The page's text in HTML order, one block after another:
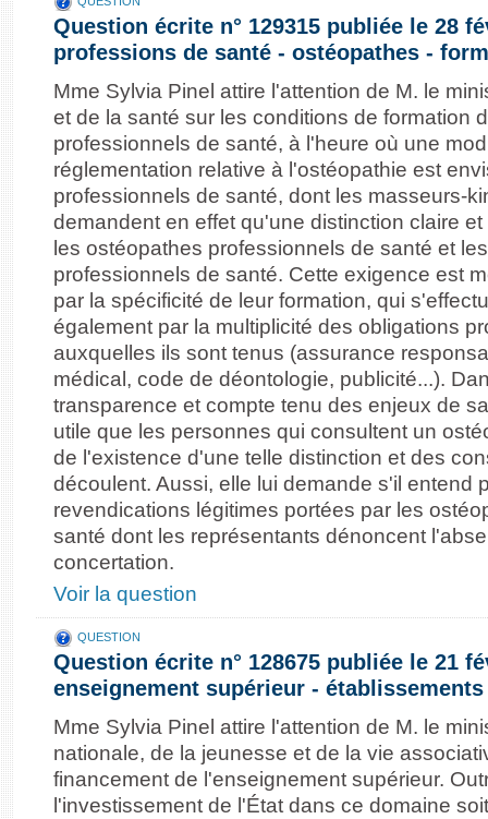
Question écrite n° 129315 publiée le 28
professions de santé - ostéopathes -
Mme Sylvia Pinel attire l'attention de M. le
et de la santé sur les conditions de formation
professionnels de santé, à l'heure où une
réglementation relative à l'ostéopathie est
professionnels de santé, dont les masseurs-
demandent en effet qu'une distinction claire
les ostéopathes professionnels de santé et
professionnels de santé. Cette exigence est
par la spécificité de leur formation, qui
également par la multiplicité des obligations
auxquelles ils sont tenus (assurance
médical, code de déontologie, publicité...).
transparence et compte tenu des enjeux de
utile que les personnes qui consultent un
de l'existence d'une telle distinction et des
découlent. Aussi, elle lui demande s'il entend
revendications légitimes portées par les
santé dont les représentants dénoncent
concertation.
Voir la question
QUESTION
Question écrite n° 128675 publiée le 21
enseignement supérieur -
Mme Sylvia Pinel attire l'attention de M. le
nationale, de la jeunesse et de la vie
financement de l'enseignement supérieur.
l'investissement de l'État dans ce domaine